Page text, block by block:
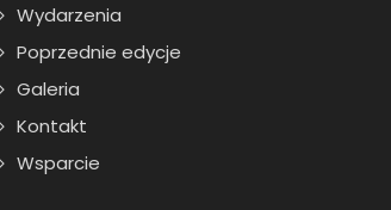
Wydarzenia
Poprzednie edycje
Galeria
Kontakt
Wsparcie